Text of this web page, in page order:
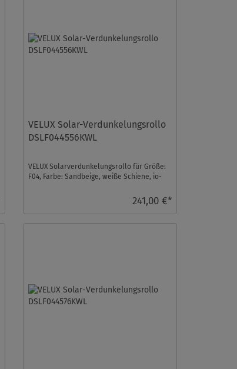
VELUX Solar-Verdunkelungsrollo
DSLF044556KWL
VELUX Solarverdunkelungsrollo für Größe:
F04, Farbe: Sandbeige, weiße Schiene, io-
241,00 €*